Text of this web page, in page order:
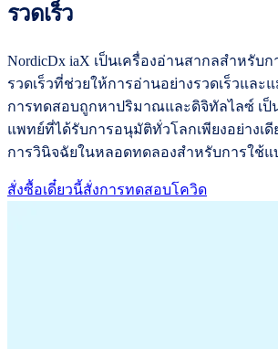
รวดเร็ว
NordicDx iaX เป็นเครื่องอ่านสากลสำหรับ
รวดเร็วที่ช่วยให้การอ่านอย่างรวดเร็วและ
การทดสอบถูกหาปริมาณและดิจิทัลไลซ์ เ
แพทย์ที่ได้รับการอนุมัติทั่วโลกเพียงอย่างเ
การวินิจฉัยในหลอดทดลองสำหรับการใช้แ
สั่งซื้อเดี๋ยวนี้สั่งการทดสอบโควิด